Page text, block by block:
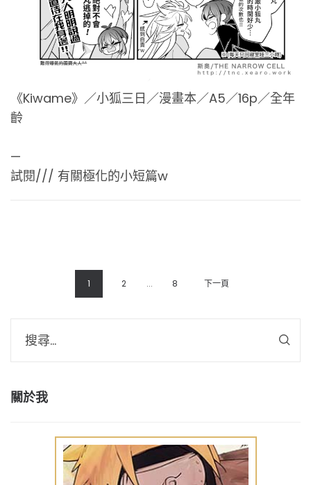
《Kiwame》／小狐三日／漫畫本／A5／16p／全年
齡
—
試閱/// 有關極化的小短篇w
1 2 ... 8 下一頁
關於我